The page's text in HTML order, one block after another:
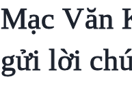
Mạc Văn
gửi lời